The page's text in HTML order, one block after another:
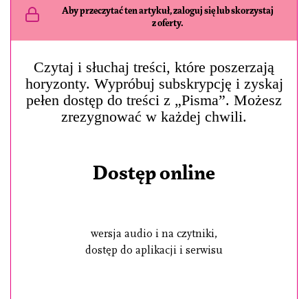
Aby przeczytać ten artykuł, zaloguj się lub skorzystaj
z oferty.
Czytaj i słuchaj treści, które poszerzają
horyzonty. Wypróbuj subskrypcję i zyskaj
pełen dostęp do treści z „Pisma”. Możesz
zrezygnować w każdej chwili.
Dostęp online
wersja audio i na czytniki,
dostęp do aplikacji i serwisu